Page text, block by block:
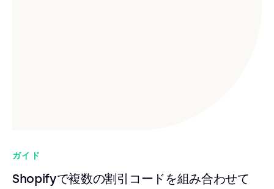
ガイド
Shopifyで複数の割引コードを組み合わせて